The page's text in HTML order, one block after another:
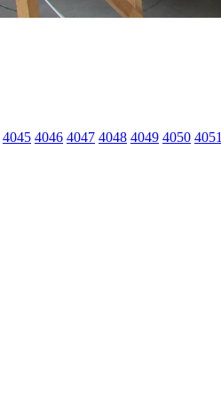
4045 4046 4047 4048 4049 4050 4051